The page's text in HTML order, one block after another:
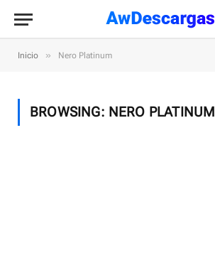
Inicio » Nero Platinum
BROWSING: NERO PLATINUM